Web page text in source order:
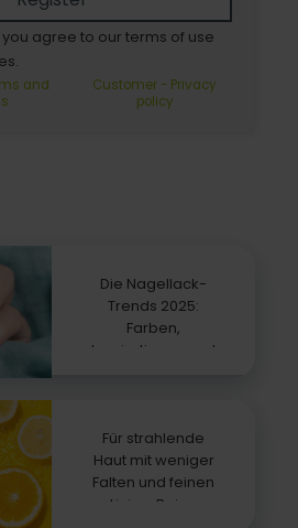
agree to our terms of use
and
Customer - Privacy
policy
Die Nagellack-
Trends 2025:
Farben,
Inspirationen und
Für strahlende
Haut mit weniger
Falten und feinen
Linien: Reine